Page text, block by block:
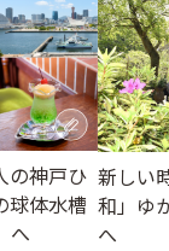
の神戸ひ
球体水槽
へ
新しい
和」ゆ
へ